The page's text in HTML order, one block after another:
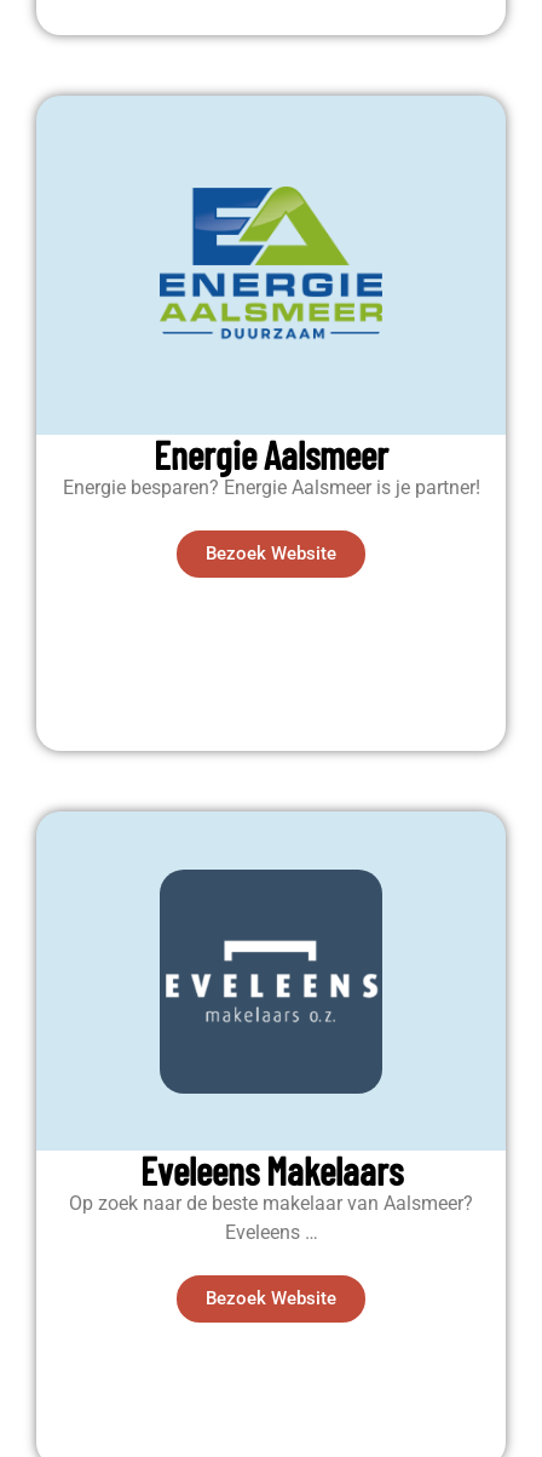
Energie Aalsmeer
Energie besparen? Energie Aalsmeer is je partner!
Bezoek Website
Eveleens Makelaars
Op zoek naar de beste makelaar van Aalsmeer?
Eveleens …
Bezoek Website